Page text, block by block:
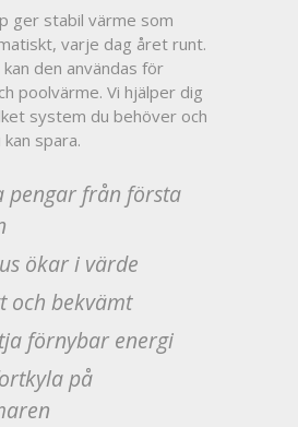
ger stabil värme som
varje dag året runt.
den användas för
poolvärme. Vi hjälper dig
system du behöver och
spara.
pengar från första
ökar i värde
och bekvämt
förnybar energi
på